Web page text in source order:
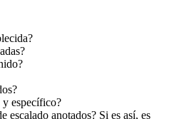
específico?
escalado anotados? Si es así, es